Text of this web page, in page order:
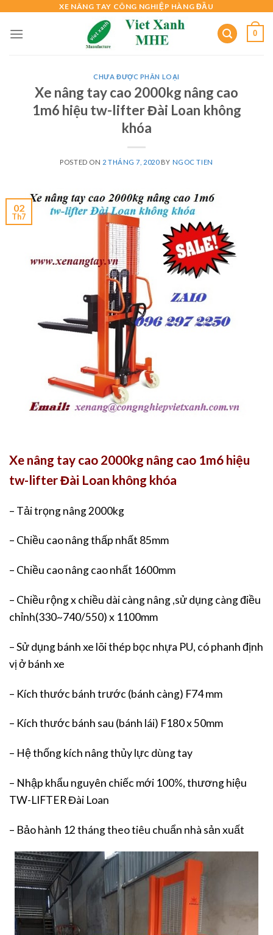
content
XE NÂNG TAY CÔNG NGHIỆP HÀNG ĐẦU
0
CHƯA ĐƯỢC PHÂN LOẠI
Xe nâng tay cao 2000kg nâng cao
1m6 hiệu tw-lifter Đài Loan không
khóa
POSTED ON 2 THÁNG 7, 2020BY NGOC TIEN
02
Th7
Xe nâng tay cao 2000kg nâng cao 1m6 hiệu
tw-lifter Đài Loan không khóa
– Tải trọng nâng 2000kg
– Chiều cao nâng thấp nhất 85mm
– Chiều cao nâng cao nhất 1600mm
– Chiều rộng x chiều dài càng nâng ,sử dụng càng điều
chỉnh(330~740/550) x 1100mm
– Sử dụng bánh xe lõi thép bọc nhựa PU, có phanh định
vị ở bánh xe
– Kích thước bánh trước (bánh càng) F74 mm
– Kích thước bánh sau (bánh lái) F180 x 50mm
– Hệ thống kích nâng thủy lực dùng tay
– Nhập khẩu nguyên chiếc mới 100%, thương hiệu
TW-LIFTER Đài Loan
– Bảo hành 12 tháng theo tiêu chuẩn nhà sản xuất